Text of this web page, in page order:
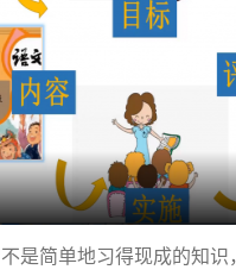
是简单地习得现成的知